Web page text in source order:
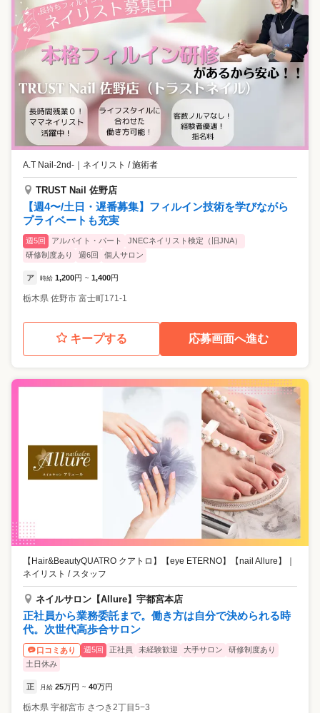
A.T Nail-2nd- ｜ ネイリスト / 施術者
TRUST Nail 佐野店
【週4〜/土日・遅番募集】フィルイン技術を学びながら
プライベートも充実
週5回 アルバイト・パート
JNECネイリスト検定（旧JNA）
研修制度あり
週6回 個人サロン
ア 時給 1,200円 ~ 1,400円
栃木県 佐野市 富士町171-1
キープする 応募画面へ進む
【Hair&BeautyQUATRO クアトロ】【eye ETERNO】【nail Allure】
｜
ネイリスト / スタッフ
ネイルサロン【Allure】宇都宮本店
正社員から業務委託まで。働き方は自分で決められる時
代。次世代高歩合サロン
口コミあり 週5回 正社員 未経験歓迎 大手サロン
研修制度あり
土日休み
正 月給 25万円 ~ 40万円
栃木県 宇都宮市 さつき2丁目5−3